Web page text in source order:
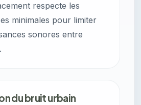
respecte les
minimales pour limiter
sonores entre
du bruit urbain